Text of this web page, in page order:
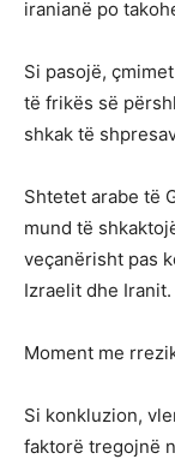
iranianë po
Si pasojë,
të frikës së
shkak të
Shtetet arabe të
mund të
veçanërisht pas
Izraelit dhe Iranit.
Moment me
Si konkluzion,
faktorë tregojnë